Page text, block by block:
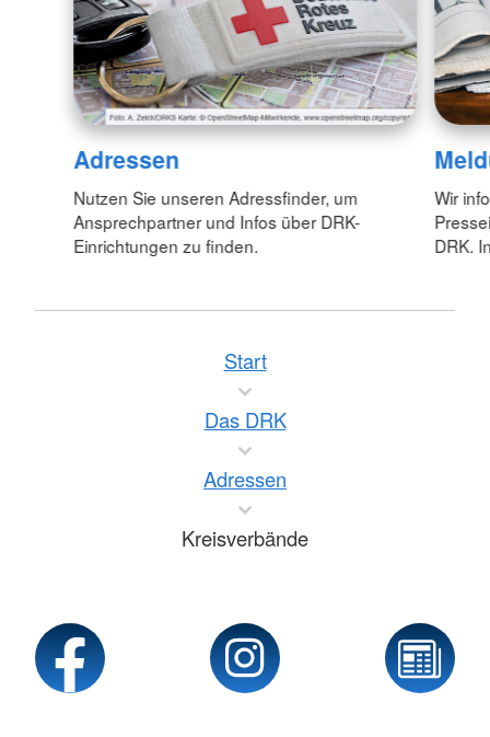
Adressen
Nutzen Sie unseren Adressfinder, um
Ansprechpartner und Infos über DRK-
Einrichtungen zu finden.
Wir
DRK.
Start
Das DRK
Adressen
Kreisverbände